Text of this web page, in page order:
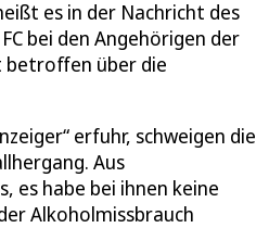
es in der Nachricht des
bei den Angehörigen der
über die
erfuhr, schweigen die
Aus
es habe bei ihnen keine
Alkoholmissbrauch